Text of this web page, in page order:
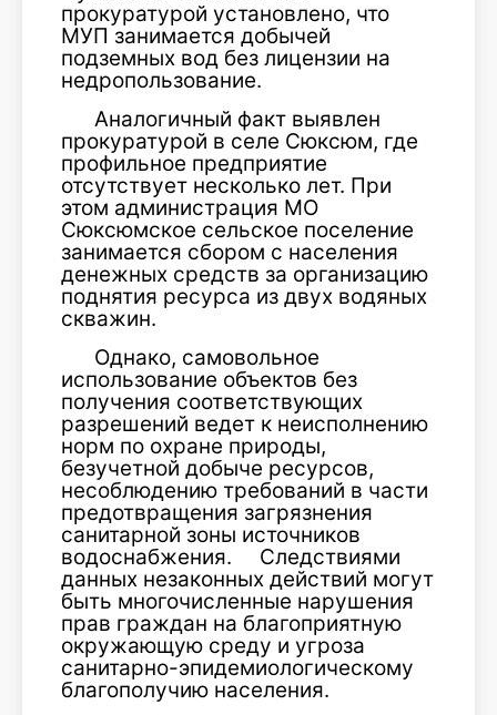
прокуратурой установлено, что
МУП занимается добычей
подземных вод без лицензии на
недропользование.
Аналогичный факт выявлен
прокуратурой в селе Сюксюм, где
профильное предприятие
отсутствует несколько лет. При
этом администрация МО
Сюксюмское сельское поселение
занимается сбором с населения
денежных средств за организацию
поднятия ресурса из двух водяных
скважин.
Однако, самовольное
использование объектов без
получения соответствующих
разрешений ведет к неисполнению
норм по охране природы,
безучетной добыче ресурсов,
несоблюдению требований в части
предотвращения загрязнения
санитарной зоны источников
водоснабжения. Следствиями
данных незаконных действий могут
быть многочисленные нарушения
прав граждан на благоприятную
окружающую среду и угроза
санитарно-эпидемиологическому
благополучию населения.